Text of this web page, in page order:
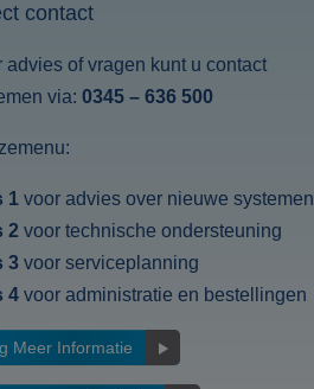
contact
advies of vragen kunt u contact
via:0345 – 636 500
1 voor advies over nieuwe systemen
2 voor technische ondersteuning
3 voor serviceplanning
4 voor administratie en bestellingen
Meer Informatie